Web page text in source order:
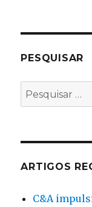
PESQUISAR
Pesquisar
por:
ARTIGOS
C&A